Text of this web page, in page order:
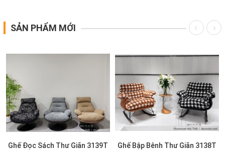
SẢN PHẨM MỚI
Ghế Đọc Sách Thư Giãn 3139T
Ghế Bập Bênh Thư Giãn 3138T